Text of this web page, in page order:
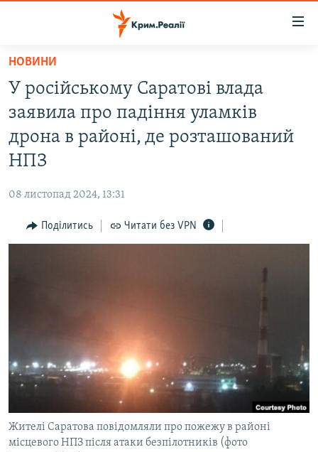
Перейти
основного
матеріалу
до
основної
Перейти
пошуку
ВОДА.КРИМ
ВІДЕО ТА ФОТО
ПОЛІТИКА
ІНТЕРВ'Ю
СВІДЧЕННЯ ОКУПАЦІЇ
УКРАЇНСЬКА ПРОБЛЕМА КРИМУ
Qırımtatar
НОВИНИ
У російському Саратові влада
заявила про падіння уламків
дрона в районі, де розташований
НПЗ
08 листопад 2024, 13:31
Поділитись Читати без VPN
Жителі Саратова повідомляли про пожежу в районі
місцевого НПЗ після атаки безпілотників (фото